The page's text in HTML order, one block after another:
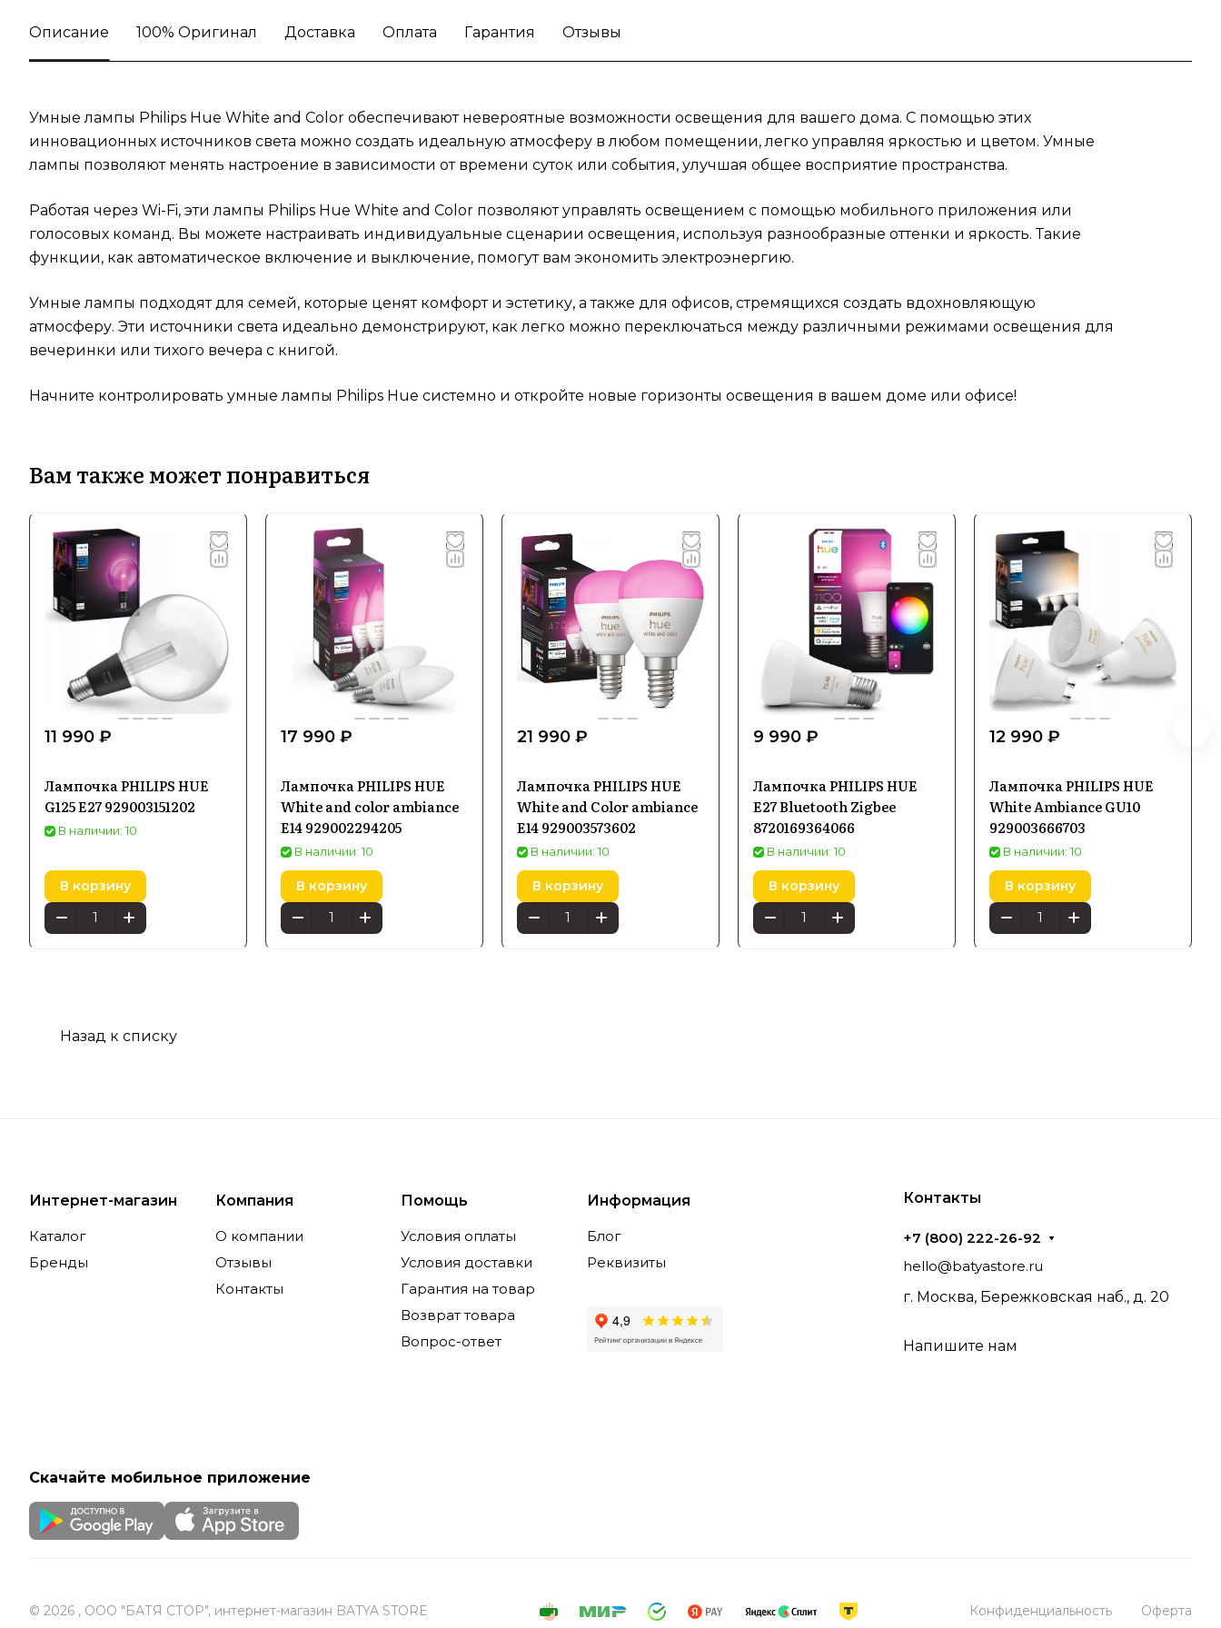
тихого вечера с книгой.
контролировать умные лампы Philips Hue
Описание 100% Оригинал Доставка Оплата Гарантия Отзывы
Умные лампы Philips Hue White and Color обеспечивают невероятные возможности освещения для вашего дома. С помощью этих
инновационных источников света можно создать идеальную атмосферу в любом помещении, легко управляя яркостью и цветом. Умные
лампы позволяют менять настроение в зависимости от времени суток или события, улучшая общее восприятие пространства.
Работая через Wi-Fi, эти лампы Philips Hue White and Color позволяют управлять освещением с помощью мобильного приложения или
голосовых команд. Вы можете настраивать индивидуальные сценарии освещения, используя разнообразные оттенки и яркость. Такие
функции, как автоматическое включение и выключение, помогут вам экономить электроэнергию.
Умные лампы подходят для семей, которые ценят комфорт и эстетику, а также для офисов, стремящихся создать вдохновляющую
атмосферу. Эти источники света идеально демонстрируют, как легко можно переключаться между различными режимами освещения для
вечеринки или тихого вечера с книгой.
Начните контролировать умные лампы Philips Hue системно и откройте новые горизонты освещения в вашем доме или офисе!
Вам также может понравиться
11 990 ₽
Лампочка PHILIPS HUE
G125 E27 929003151202
В наличии: 10
В корзину
17 990 ₽
Лампочка PHILIPS HUE
White and color ambiance
E14 929002294205
В наличии: 10
В корзину
21 990 ₽
Лампочка PHILIPS HUE
White and Color ambiance
E14 929003573602
В наличии: 10
В корзину
9 990 ₽
Лампочка PHILIPS HUE
E27 Bluetooth Zigbee
8720169364066
В наличии: 10
В корзину
12 990 ₽
Лампочка PHILIPS HUE
White Ambiance GU10
929003666703
В наличии: 10
В корзину
Назад к списку
Интернет-магазин
Каталог
Бренды
Компания
О компании
Отзывы
Контакты
Помощь
Условия оплаты
Условия доставки
Гарантия на товар
Возврат товара
Вопрос-ответ
Информация
Блог
Реквизиты
Контакты
+7 (800) 222-26-92
hello@batyastore.ru
г. Москва, Бережковская наб., д. 20
Напишите нам
Скачайте мобильное приложение
© 2026 , ООО "БАТЯ СТОР", интернет-магазин BATYA STORE Конфиденциальность Оферта